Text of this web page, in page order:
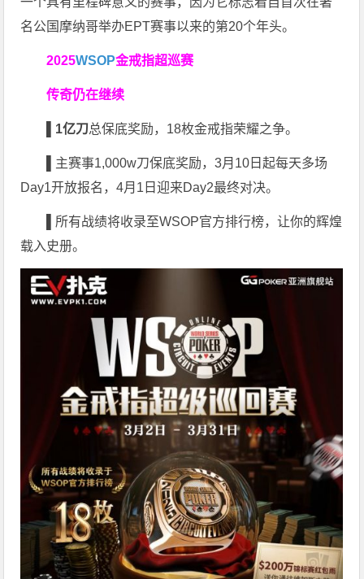
名公国摩纳哥举办EPT赛事以来的第20个年头。
2025WSOP金戒指超巡赛
传奇仍在继续
1亿刀总保底奖励，18枚金戒指荣耀之争。
主赛事1,000w刀保底奖励，3月10日起每天多场
Day1开放报名，4月1日迎来Day2最终对决。
所有战绩将收录至WSOP官方排行榜，让你的辉煌
载入史册。